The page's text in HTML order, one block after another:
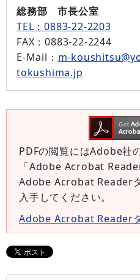
総務部 市長公室
TEL：0883-22-2203
FAX ：0883-22-2244
E-Mail ： m-
tokushima.jp
PDFの閲覧にはAdobe社
「Adobe Acrobat
Adobe Acrobat Reader
入手してください。
Adobe Acrobat Reader